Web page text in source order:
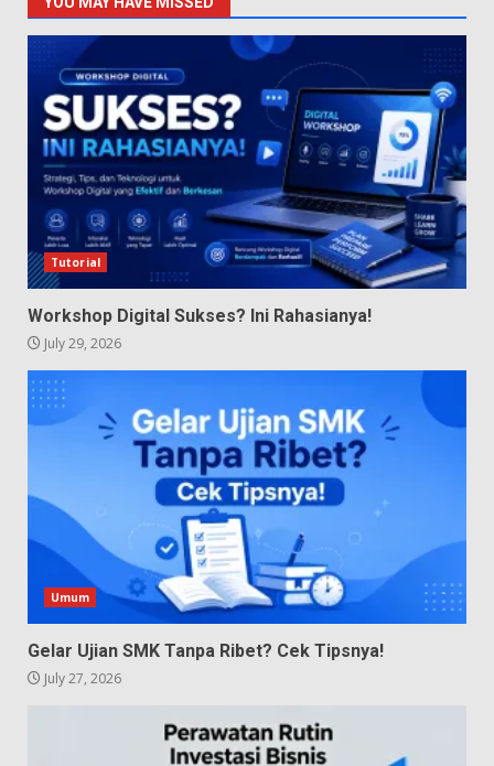
Tutorial
Workshop Digital Sukses? Ini Rahasianya!
July 29, 2026
Umum
Gelar Ujian SMK Tanpa Ribet? Cek Tipsnya!
July 27, 2026